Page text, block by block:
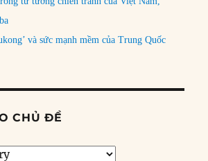
và sức mạnh mềm của Trung Quốc
CHỦ ĐỀ